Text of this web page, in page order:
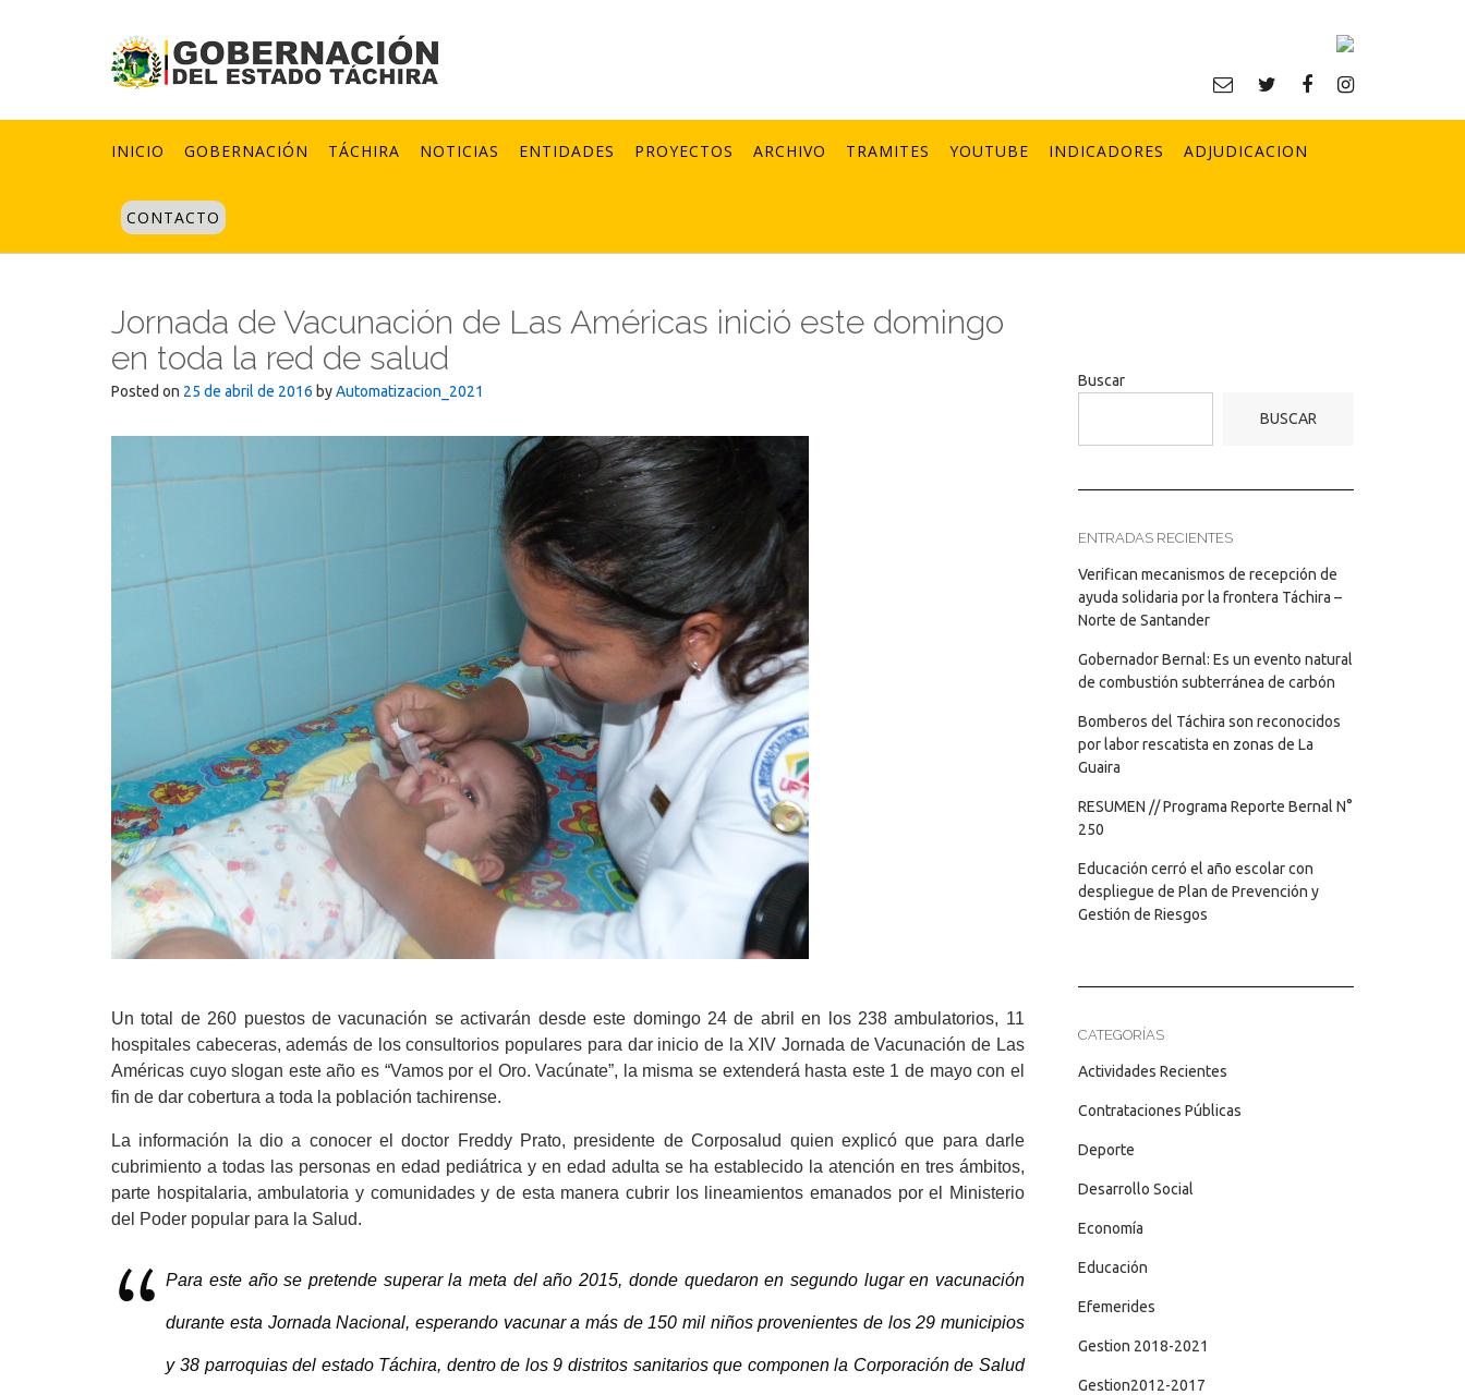
INICIO GOBERNACIÓN TÁCHIRA NOTICIAS ENTIDADES PROYECTOS ARCHIVO TRAMITES YOUTUBE INDICADORES ADJUDICACION
CONTACTO
Jornada de Vacunación de Las Américas inició este domingo
en toda la red de salud
Posted on 25 de abril de 2016 byAutomatizacion_2021
Un total de 260 puestos de vacunación se activarán desde este domingo 24 de abril en los 238 ambulatorios, 11
hospitales cabeceras, además de los consultorios populares para dar inicio de la XIV Jornada de Vacunación de Las
Américas cuyo slogan este año es “Vamos por el Oro. Vacúnate”, la misma se extenderá hasta este 1 de mayo con el
fin de dar cobertura a toda la población tachirense.
La información la dio a conocer el doctor Freddy Prato, presidente de Corposalud quien explicó que para darle
cubrimiento a todas las personas en edad pediátrica y en edad adulta se ha establecido la atención en tres ámbitos,
parte hospitalaria, ambulatoria y comunidades y de esta manera cubrir los lineamientos emanados por el Ministerio
del Poder popular para la Salud.
Para este año se pretende superar la meta del año 2015, donde quedaron en segundo lugar en vacunación
durante esta Jornada Nacional, esperando vacunar a más de 150 mil niños provenientes de los 29 municipios
y 38 parroquias del estado Táchira, dentro de los 9 distritos sanitarios que componen la Corporación de Salud
Buscar
BUSCAR
ENTRADAS RECIENTES
Verifican mecanismos de recepción de
ayuda solidaria por la frontera Táchira –
Norte de Santander
Gobernador Bernal: Es un evento natural
de combustión subterránea de carbón
Bomberos del Táchira son reconocidos
por labor rescatista en zonas de La
Guaira
RESUMEN // Programa Reporte Bernal N°
250
Educación cerró el año escolar con
despliegue de Plan de Prevención y
Gestión de Riesgos
CATEGORÍAS
Actividades Recientes
Contrataciones Públicas
Deporte
Desarrollo Social
Economía
Educación
Efemerides
Gestion 2018-2021
Gestion2012-2017